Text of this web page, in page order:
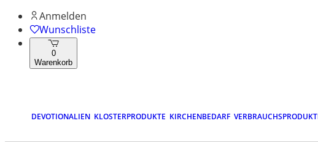
Anmelden
Wunschliste
0
Warenkorb
DEVOTIONALIEN KLOSTERPRODUKTE KIRCHENBEDARF